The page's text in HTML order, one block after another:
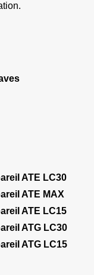
ATE LC30
ATE MAX
ATE LC15
ATG LC30
ATG LC15